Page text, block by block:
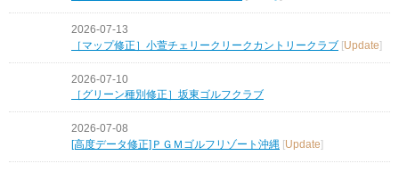
2026-07-13
［マップ修正］小萱チェリークリークカントリークラブ [Update]
2026-07-10
［グリーン種別修正］坂東ゴルフクラブ
2026-07-08
[高度データ修正]ＰＧＭゴルフリゾート沖縄 [Update]